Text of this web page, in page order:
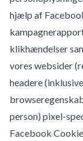
hjælp af
klikhændelser
vores websider
headere
person) pixel-
Facebook